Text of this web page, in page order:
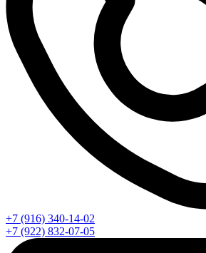
+7 (916) 340-14-02
+7 (922) 832-07-05